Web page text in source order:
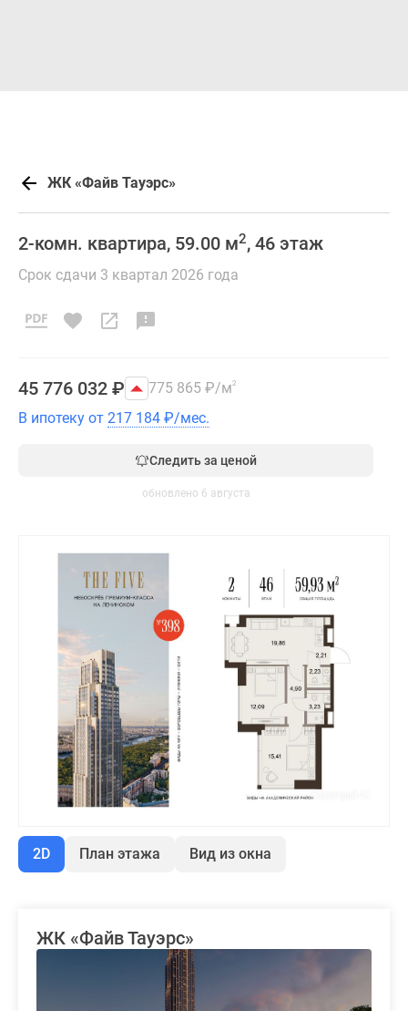
ЖК «Файв Тауэрс»
2-комн. квартира, 59.00 м2, 46 этаж
Срок сдачи 3 квартал 2026 года
45 776 032 ₽ 775 865 ₽/м2
В ипотеку от 217 184 ₽/мес.
Следить за ценой
обновлено 6 августа
2D План этажа Вид из окна
ЖК «Файв Тауэрс»